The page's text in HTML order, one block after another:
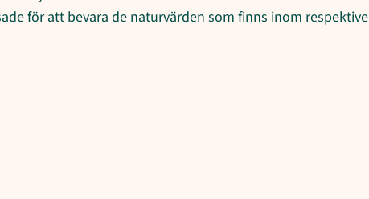
för att bevara de naturvärden som finns inom respektive